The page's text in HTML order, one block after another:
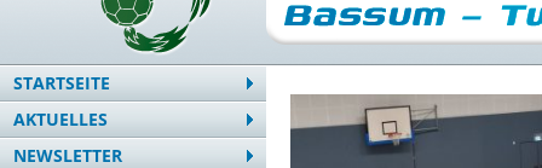
STARTSEITE
AKTUELLES
NEWSLETTER